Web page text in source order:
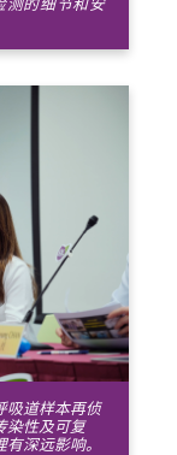
测的细节和安
吸道样本再侦
染性及可复
深远影响。